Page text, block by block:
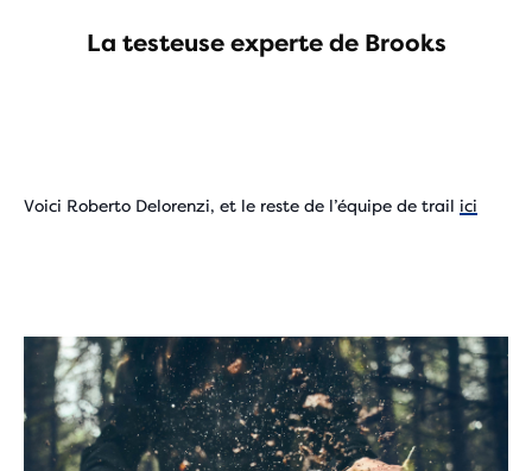
La testeuse experte de Brooks
Play
Video
Voici Roberto Delorenzi, et le reste de l’équipe de trail ici